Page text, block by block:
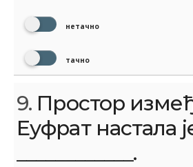
нетачно
тачно
9. Простор
Еуфрат настала
____________.